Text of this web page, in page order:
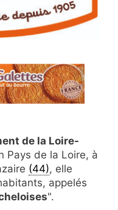
de la Loire-
Pays de la Loire, à
(44), elle
appelés
".